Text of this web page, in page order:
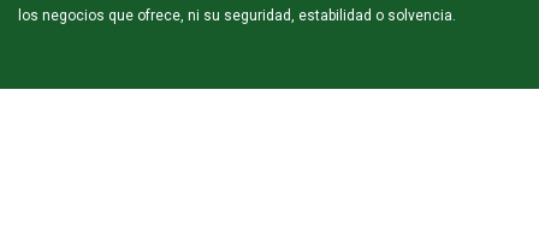
los negocios que ofrece, ni su seguridad, estabilidad o solvencia.